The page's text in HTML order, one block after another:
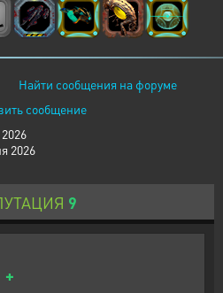
Найти сообщения на форуме
сообщение
2026
9
+